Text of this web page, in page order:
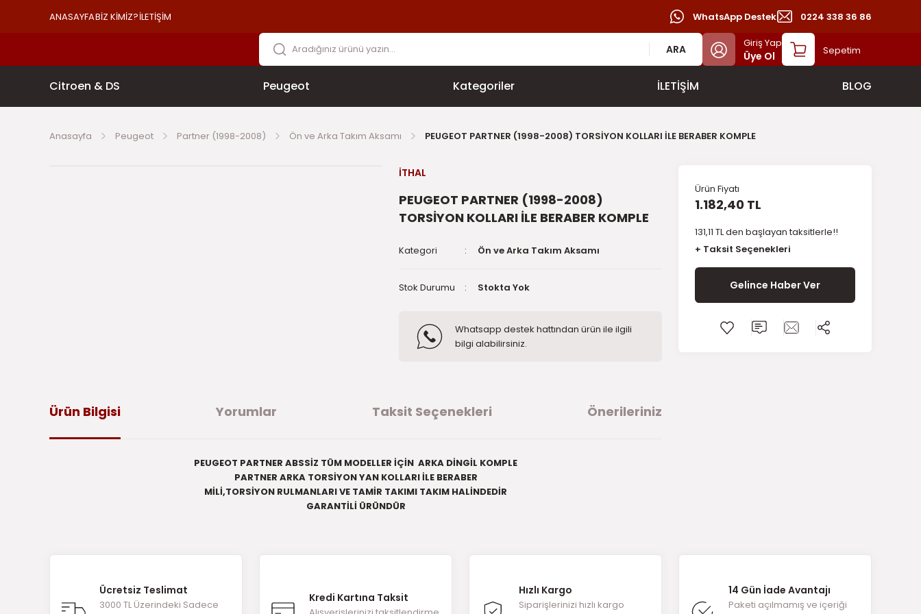
ANASAYFABİZ KİMİZ?İLETİŞİM WhatsApp Destek 0224 338 36 86
ARA Giriş Yap
Üye Ol Sepetim
Citroen & DS Peugeot Kategoriler İLETİŞİM BLOG
Anasayfa Peugeot Partner (1998-2008) Ön ve Arka Takım Aksamı PEUGEOT PARTNER (1998-2008) TORSİYON KOLLARI İLE BERABER KOMPLE
İTHAL
PEUGEOT PARTNER (1998-2008)
TORSİYON KOLLARI İLE BERABER KOMPLE
Kategori Ön ve Arka Takım Aksamı
Stok Durumu Stokta Yok
Whatsapp destek hattından ürün ile ilgili
bilgi alabilirsiniz.
Ürün Fiyatı
1.182,40 TL
131,11 TL den başlayan taksitlerle!!
+ Taksit Seçenekleri
Gelince Haber Ver
Ürün Bilgisi Yorumlar Taksit Seçenekleri Önerileriniz
PEUGEOT PARTNER ABSSİZ TÜM MODELLER İÇİN ARKA DİNGİL KOMPLE
PARTNER ARKA TORSİYON YAN KOLLARI İLE BERABER
MİLİ,TORSİYON RULMANLARI VE TAMİR TAKIMI TAKIM HALİNDEDİR
GARANTİLİ ÜRÜNDÜR
Bu ürüne ilk yorumu siz yapın!
Yorum Yaz
Ürün resmi kalitesiz, bozuk veya görüntülenemiyor.
Ücretsiz Teslimat
3000 TL Üzerindeki Sadece
Kredi Kartına Taksit
Hızlı Kargo
Siparişlerinizi hızlı kargo
14 Gün İade Avantajı
Paketi açılmamış ve içeriği